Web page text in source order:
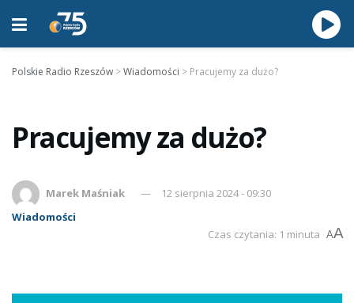
Polskie Radio Rzeszów >Wiadomości > Pracujemy za dużo?
Pracujemy za dużo?
Marek Maśniak
12 sierpnia 2024 - 09:30
Wiadomości
Czas czytania: 1 minuta AA